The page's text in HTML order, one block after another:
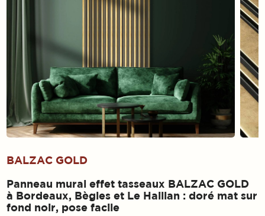
BALZAC GOLD
Panneau mural effet tasseaux BALZAC GOLD
à Bordeaux, Bègles et Le Haillan : doré mat sur
fond noir, pose facile